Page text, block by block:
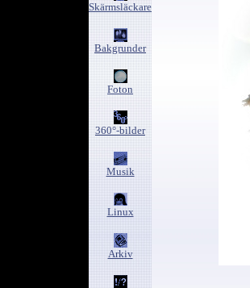
Skärmsläckare
Bakgrunder
Foton
360°-bilder
Musik
Linux
Arkiv